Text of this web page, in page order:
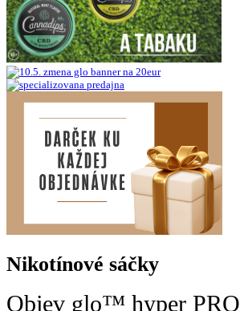
Nikotínové sáčky
Objev glo™ hyper PRO